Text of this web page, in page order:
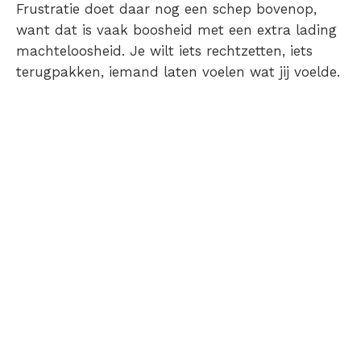
Frustratie doet daar nog een schep bovenop,
want dat is vaak boosheid met een extra lading
machteloosheid. Je wilt iets rechtzetten, iets
terugpakken, iemand laten voelen wat jij voelde.